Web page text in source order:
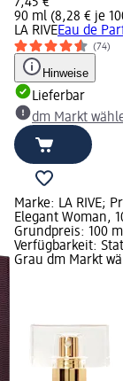
90 ml (8,28 € je
LA RIVEEau de
(74)
Hinweise
Lieferbar
dm Markt
Marke: LA RIVE;
Elegant Woman,
Grundpreis: 100
Verfügbarkeit:
Grau dm Markt